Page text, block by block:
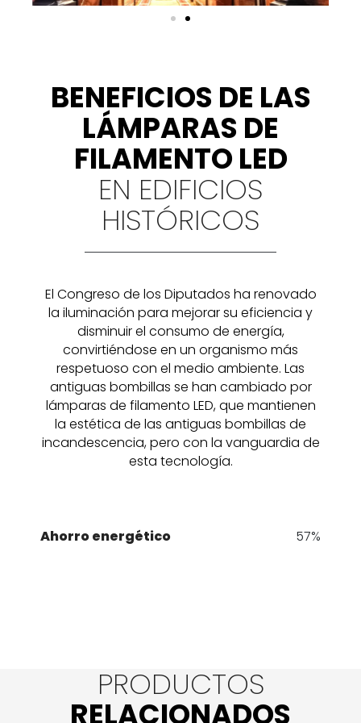
BENEFICIOS DE LAS
LÁMPARAS DE
FILAMENTO LED
EN EDIFICIOS
HISTÓRICOS
El Congreso de los Diputados ha renovado
la iluminación para mejorar su eficiencia y
disminuir el consumo de energía,
convirtiéndose en un organismo más
respetuoso con el medio ambiente. Las
antiguas bombillas se han cambiado por
lámparas de filamento LED, que mantienen
la estética de las antiguas bombillas de
incandescencia, pero con la vanguardia de
esta tecnología.
Ahorro energético 57%
PRODUCTOS
RELACIONADOS